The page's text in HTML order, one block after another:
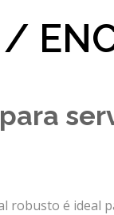
robusto é ideal